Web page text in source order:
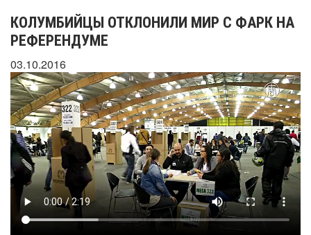
КОЛУМБИЙЦЫ ОТКЛОНИЛИ МИР С ФАРК НА
РЕФЕРЕНДУМЕ
03.10.2016